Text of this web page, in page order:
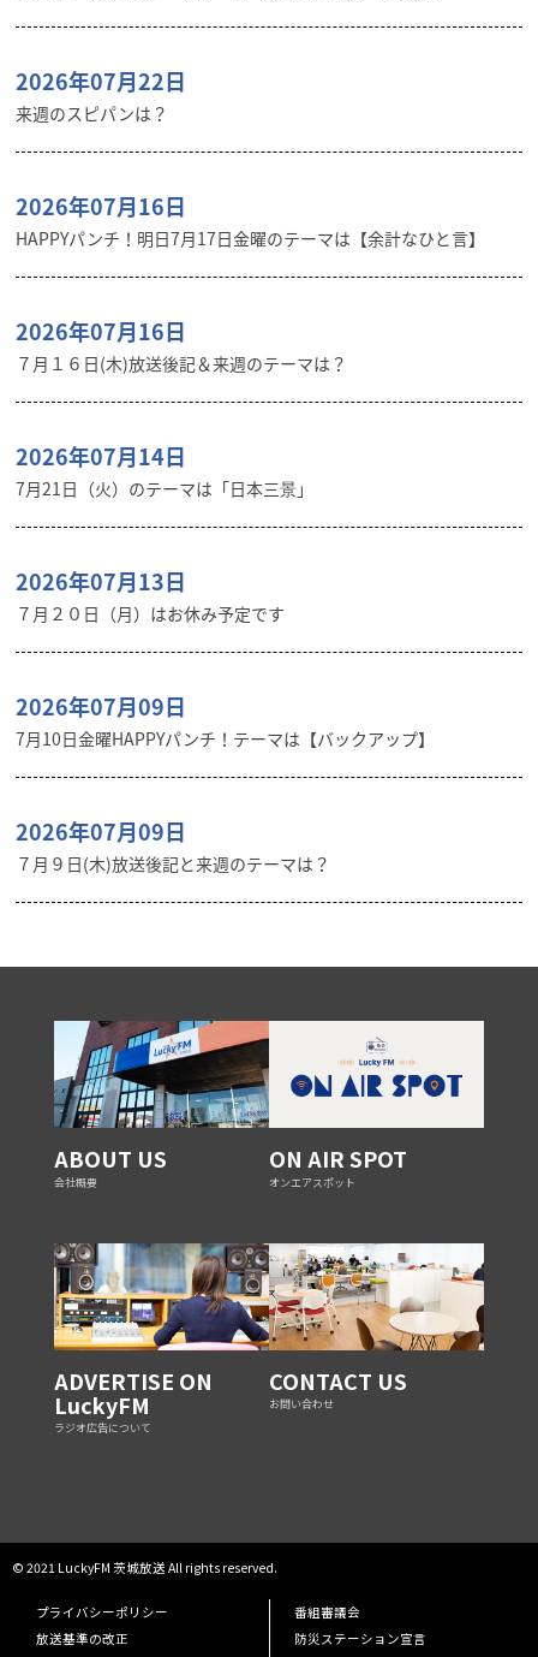
2026年07月22日
来週のスピパンは？
2026年07月16日
HAPPYパンチ！明日7月17日金曜のテーマは【余計なひと言】
2026年07月16日
７月１６日(木)放送後記＆来週のテーマは？
2026年07月14日
7月21日（火）のテーマは「日本三景」
2026年07月13日
７月２０日（月）はお休み予定です
2026年07月09日
7月10日金曜HAPPYパンチ！テーマは【バックアップ】
2026年07月09日
７月９日(木)放送後記と来週のテーマは？
ABOUT US
会社概要
ON AIR SPOT
オンエアスポット
ADVERTISE ON
LuckyFM
ラジオ広告について
CONTACT US
お問い合わせ
© 2021 LuckyFM 茨城放送 All rights reserved.
プライバシーポリシー
番組審議会
放送基準の改正
防災ステーション宣言